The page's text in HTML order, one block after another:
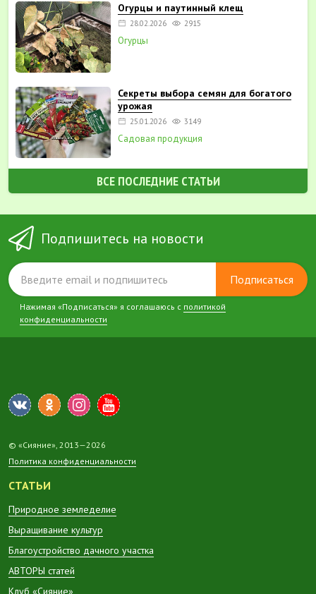
Огурцы и паутинный клещ
28.02.2026 2915
Огурцы
Секреты выбора семян для богатого
урожая
25.01.2026 3149
Садовая продукция
ВСЕ ПОСЛЕДНИЕ СТАТЬИ
Подпишитесь на новости
Подписаться
Нажимая «Подписаться» я соглашаюсь с политикой
конфиденциальности
© «Сияние», 2013—2026
Политика конфиденциальности
СТАТЬИ
Природное земледелие
Выращивание культур
Благоустройство дачного участка
АВТОРЫ статей
Клуб «Сияние»